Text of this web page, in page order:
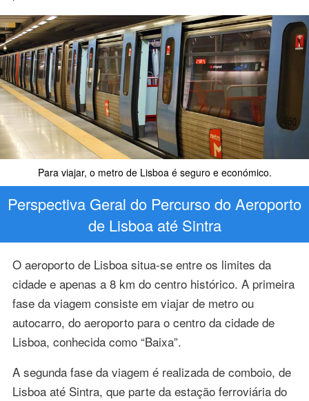
Para viajar, o metro de Lisboa é seguro e económico.
Perspectiva Geral do Percurso do Aeroporto
de Lisboa até Sintra
O aeroporto de Lisboa situa-se entre os limites da
cidade e apenas a 8 km do centro histórico. A primeira
fase da viagem consiste em viajar de metro ou
autocarro, do aeroporto para o centro da cidade de
Lisboa, conhecida como “Baixa”.
A segunda fase da viagem é realizada de comboio, de
Lisboa até Sintra, que parte da estação ferroviária do